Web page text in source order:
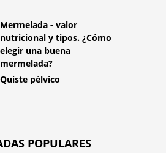
Mermelada - valor
nutricional y tipos. ¿Cómo
elegir una buena
mermelada?
Quiste pélvico
POPULARES